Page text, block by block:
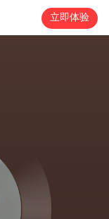
立即体验